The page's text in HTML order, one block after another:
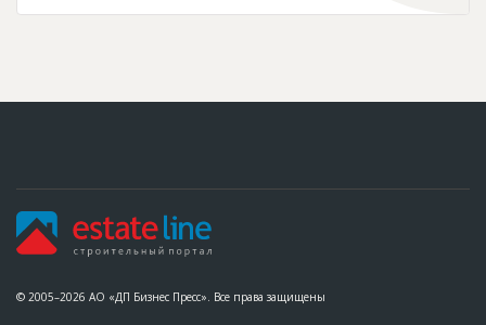
© 2005–2026 АО «ДП Бизнес Пресс». Все права защищены